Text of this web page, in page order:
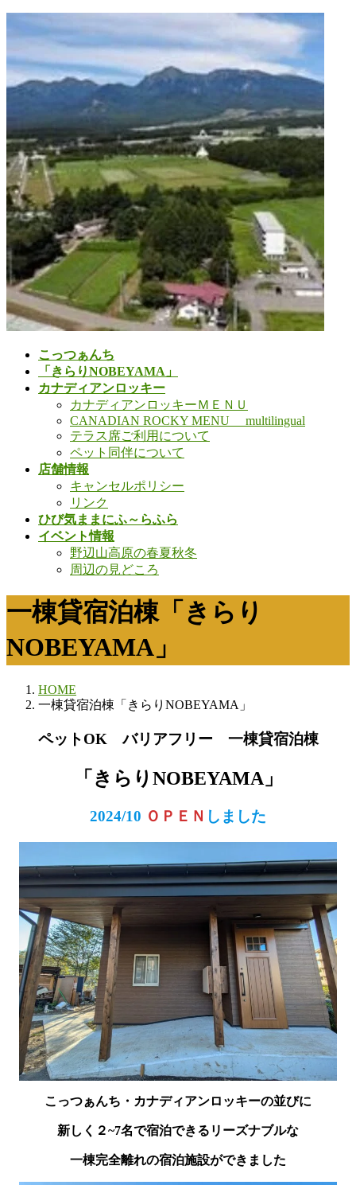
ン
ツ
ス
キ
ッ
プ
ー
シ
ン
に
移
動
こっつぁんち
「きらりNOBEYAMA」
カナディアンロッキー
カナディアンロッキーＭＥＮＵ
CANADIAN ROCKY MENU multilingual
テラス席ご利用について
ペット同伴について
店舗情報
キャンセルポリシー
リンク
ひび気ままにふ～らふら
イベント情報
野辺山高原の春夏秋冬
周辺の見どころ
一棟貸宿泊棟「きらり
NOBEYAMA」
HOME
一棟貸宿泊棟「きらりNOBEYAMA」
ペットOK バリアフリー 一棟貸宿泊棟
「きらりNOBEYAMA」
2024/10 ＯＰＥＮ しました
こっつぁんち・カナディアンロッキーの並びに
新しく２~7名で宿泊できるリーズナブルな
一棟完全離れの宿泊施設ができました